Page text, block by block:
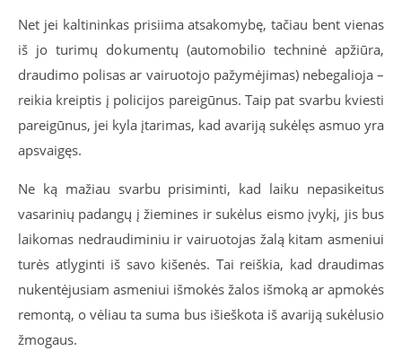
Net jei kaltininkas prisiima atsakomybę, tačiau bent vienas
iš jo turimų dokumentų (automobilio techninė apžiūra,
draudimo polisas ar vairuotojo pažymėjimas) nebegalioja –
reikia kreiptis į policijos pareigūnus. Taip pat svarbu kviesti
pareigūnus, jei kyla įtarimas, kad avariją sukėlęs asmuo yra
apsvaigęs.
Ne ką mažiau svarbu prisiminti, kad laiku nepasikeitus
vasarinių padangų į žiemines ir sukėlus eismo įvykį, jis bus
laikomas nedraudiminiu ir vairuotojas žalą kitam asmeniui
turės atlyginti iš savo kišenės. Tai reiškia, kad draudimas
nukentėjusiam asmeniui išmokės žalos išmoką ar apmokės
remontą, o vėliau ta suma bus išieškota iš avariją sukėlusio
žmogaus.